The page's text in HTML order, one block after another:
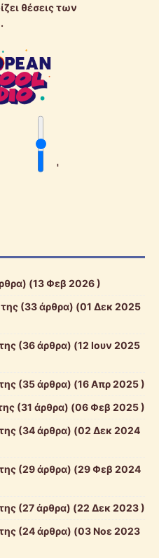
θέσεις των
'
(13 Φεβ 2026 )
(33 άρθρα) (01 Δεκ 2025
(36 άρθρα) (12 Ιουν 2025
(35 άρθρα) (16 Απρ 2025 )
(31 άρθρα) (06 Φεβ 2025 )
(34 άρθρα) (02 Δεκ 2024
(29 άρθρα) (29 Φεβ 2024
(27 άρθρα) (22 Δεκ 2023 )
(24 άρθρα) (03 Νοε 2023